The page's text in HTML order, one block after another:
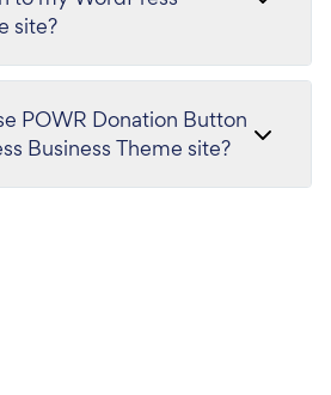
site?
POWR Donation Button
Business Theme site?